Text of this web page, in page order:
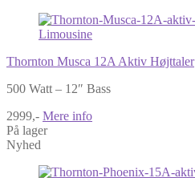
Thornton Musca 12A Aktiv Højttaler
500 Watt – 12″ Bass
2999,- Mere info
På lager
Nyhed